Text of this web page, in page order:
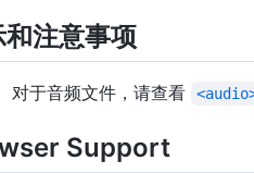
和注意事项
对于音频文件，请查看
Support